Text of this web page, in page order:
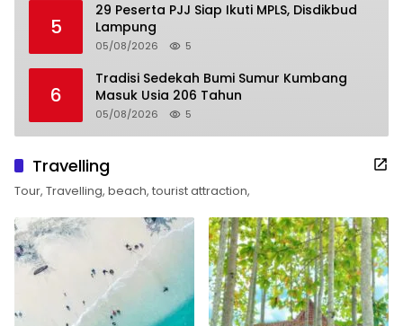
5
29 Peserta PJJ Siap Ikuti MPLS, Disdikbud
Lampung
05/08/2026 5
6
Tradisi Sedekah Bumi Sumur Kumbang
Masuk Usia 206 Tahun
05/08/2026 5
Travelling
Tour, Travelling, beach, tourist attraction,